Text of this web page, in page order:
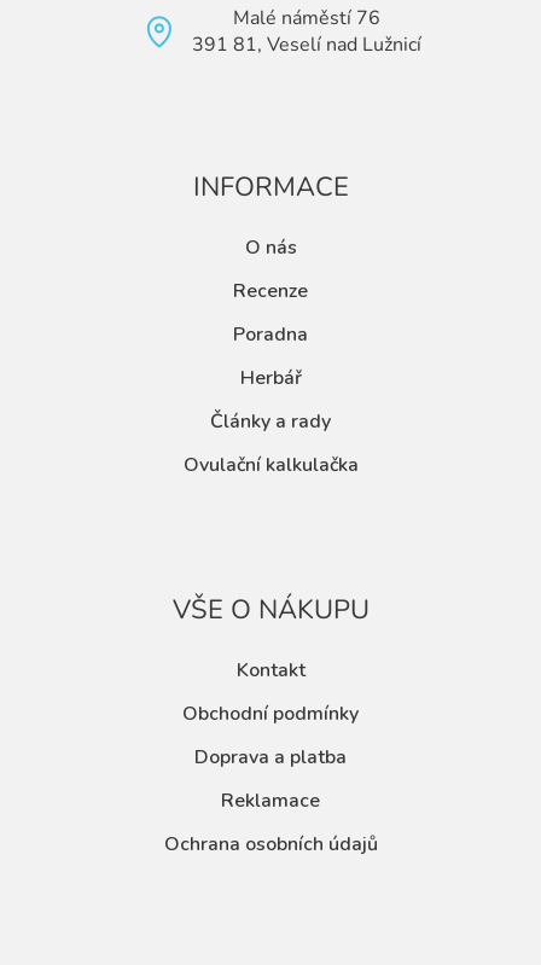
Malé náměstí 76
391 81, Veselí nad Lužnicí
INFORMACE
O nás
Recenze
Poradna
Herbář
Články a rady
Ovulační kalkulačka
VŠE O NÁKUPU
Kontakt
Obchodní podmínky
Doprava a platba
Reklamace
Ochrana osobních údajů